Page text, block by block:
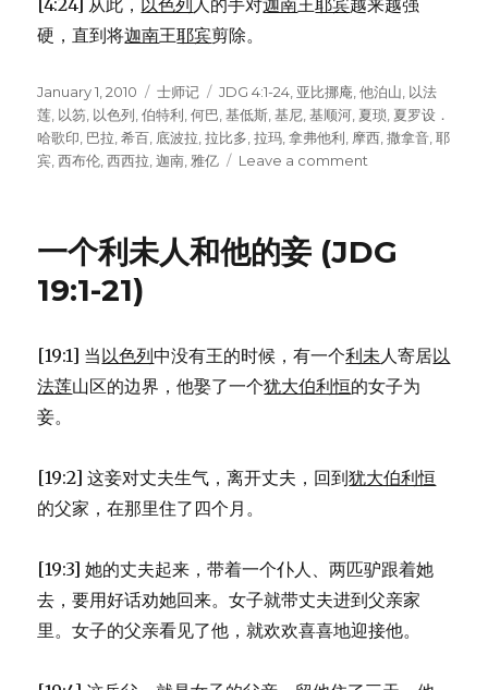
[4:24] 从此， 以色列人的手对迦南王耶宾越来越强
硬，直到将迦南王耶宾剪除。
Posted
on
January 1, 2010 Categories
士师记 Tags
JDG 4:1-24 亚比挪庵 ,他泊山 以法
莲 以笏 以色列 ,伯特利 ,何巴 ,基低斯 ,基尼 ,基顺河 夏琐 夏罗设．
哈歌印 巴拉 ,希百 底波拉 ,拉比多 ,拉玛 ,拿弗他利 摩西 ,撒拿音 ,耶
宾 ,西布伦 ,西西拉 ,迦南 雅亿 Leave a comment
和
24)
一个利未人和他的妾 (JDG
19:1-21)
[19:1] 当以色列中没有王的时候，有一个利未人寄居以
法莲山区的边界，他娶了一个犹大伯利恒的女子为
妾。
[19:2] 这妾对丈夫生气，离开丈夫，回到犹大伯利恒
的父家，在那里住了四个月。
[19:3] 她的丈夫起来，带着一个仆人、两匹驴跟着她
去，要用好话劝她回来。女子就带丈夫进到父亲家
里。女子的父亲看见了他，就欢欢喜喜地迎接他。